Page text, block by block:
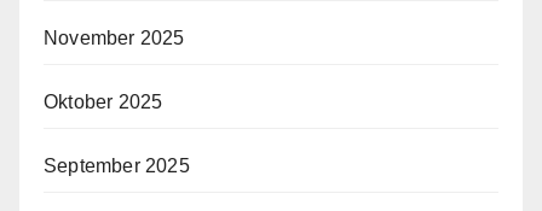
November 2025
Oktober 2025
September 2025